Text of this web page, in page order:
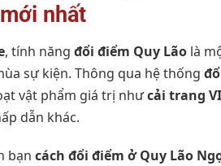
nhất
, tính năng đổi điểm Quy Lão là
sự kiện. Thông qua hệ thống
vật phẩm giá trị nhưcải trang
dẫn khác.
bạn cách đổi điểm ở Quy Lão